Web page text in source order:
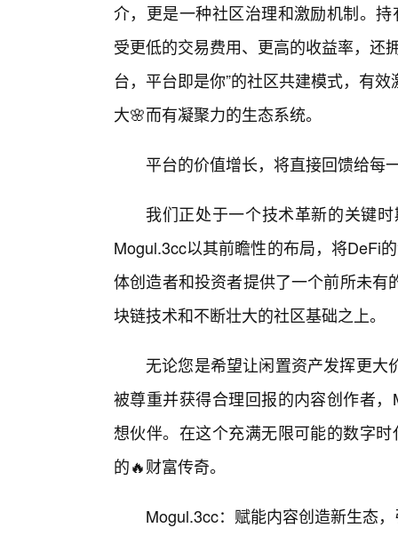
介，更是一种社区治理和激励机制。
受更低的交易费用、更高的收益率，还
台，平台即是你”的社区共建模式，有
大🌸而有凝聚力的生态系统。
平台的价值增长，将直接回馈给每
我们正处于一个技术革新的关键
Mogul.3cc以其前瞻性的布局，将DeFi
体创造者和投资者提供了一个前所未
块链技术和不断壮大的社区基础之上。
无论您是希望让闲置资产发挥更
被尊重并获得合理回报的内容创作者
想伙伴。在这个充满无限可能的数字
的🔥财富传奇。
Mogul.3cc：赋能内容创造新生态